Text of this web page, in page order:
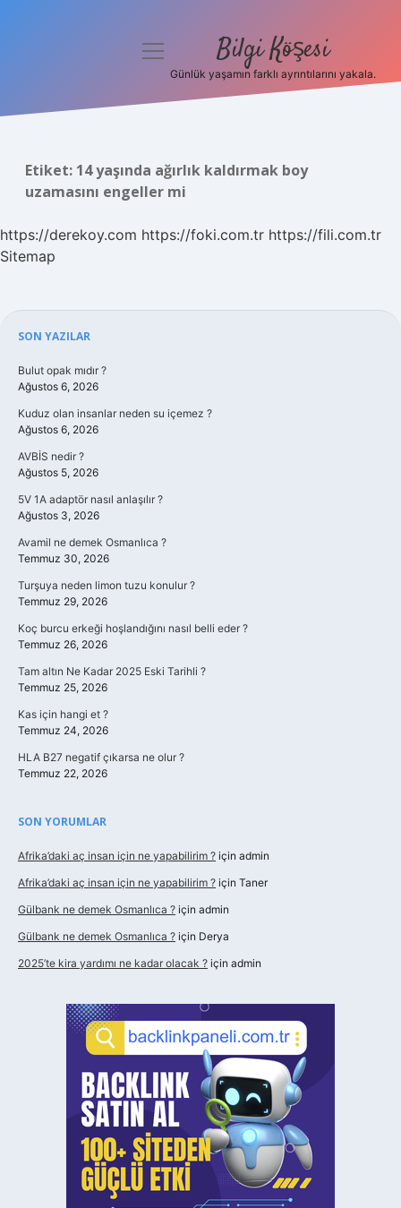
Yasal Uyarı
Hakkımızda
menüyü
Bilgi Köşesi
Günlük yaşamın farklı ayrıntılarını yakala.
Etiket: 14 yaşında ağırlık kaldırmak boy
uzamasını engeller mi
https://derekoy.com https://foki.com.tr https://fili.com.tr
Sitemap
Sidebar
SON YAZILAR
Bulut opak mıdır ?
Ağustos 6, 2026
Kuduz olan insanlar neden su içemez ?
Ağustos 6, 2026
AVBİS nedir ?
Ağustos 5, 2026
5V 1A adaptör nasıl anlaşılır ?
Ağustos 3, 2026
Avamil ne demek Osmanlıca ?
Temmuz 30, 2026
Turşuya neden limon tuzu konulur ?
Temmuz 29, 2026
Koç burcu erkeği hoşlandığını nasıl belli eder ?
Temmuz 26, 2026
Tam altın Ne Kadar 2025 Eski Tarihli ?
Temmuz 25, 2026
Kas için hangi et ?
Temmuz 24, 2026
HLA B27 negatif çıkarsa ne olur ?
Temmuz 22, 2026
SON YORUMLAR
Afrika’daki aç insan için ne yapabilirim ? için admin
Afrika’daki aç insan için ne yapabilirim ? için Taner
Gülbank ne demek Osmanlıca ? için admin
Gülbank ne demek Osmanlıca ? için Derya
2025’te kira yardımı ne kadar olacak ? için admin